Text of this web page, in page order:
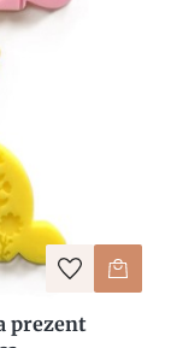
prezent